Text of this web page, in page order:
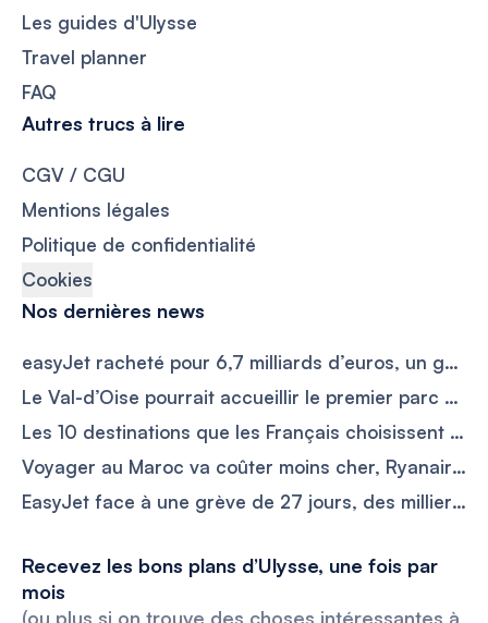
Les guides d'Ulysse
Travel planner
FAQ
Autres trucs à lire
CGV / CGU
Mentions légales
Politique de confidentialité
Cookies
Nos dernières news
easyJet racheté pour 6,7 milliards d’euros, un géant américain prend les commandes de la compagnie
Le Val-d’Oise pourrait accueillir le premier parc Dragon Ball d’Europe sur les ruines de Mirapolis
Les 10 destinations que les Français choisissent pour éviter la foule et payer moins cher en septembre
Voyager au Maroc va coûter moins cher, Ryanair ajoute 17 nouvelles liaisons vers l’Europe
EasyJet face à une grève de 27 jours, des milliers de vacanciers risquent de voir leurs vols perturbés
Recevez les bons plans d’Ulysse, une fois par
mois
(ou plus si on trouve des choses intéressantes à